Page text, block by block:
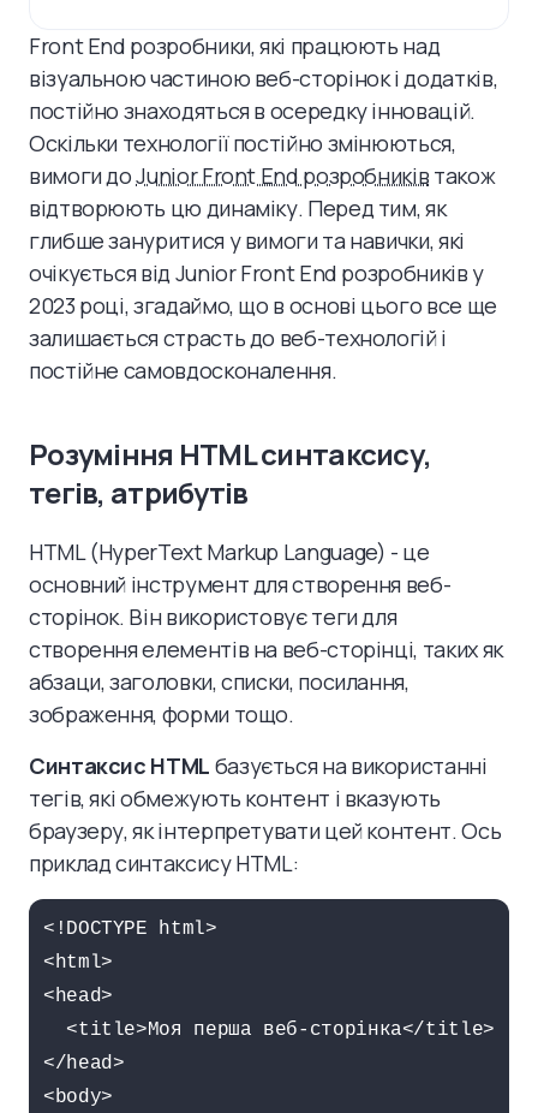
Front End розробники, які працюють над
візуальною частиною веб-сторінок і додатків,
постійно знаходяться в осередку інновацій.
Оскільки технології постійно змінюються,
вимоги доJunior Front End розробників також
відтворюють цю динаміку. Перед тим, як
глибше зануритися у вимоги та навички, які
очікується від Junior Front End розробників у
2023 році, згадаймо, що в основі цього все ще
залишається страсть до веб-технологій і
постійне самовдосконалення.
Розуміння HTML синтаксису,
тегів, атрибутів
HTML (HyperText Markup Language) - це
основний інструмент для створення веб-
сторінок. Він використовує теги для
створення елементів на веб-сторінці, таких як
абзаци, заголовки, списки, посилання,
зображення, форми тощо.
Синтаксис HTML базується на використанні
тегів, які обмежують контент і вказують
браузеру, як інтерпретувати цей контент. Ось
приклад синтаксису HTML:
<!DOCTYPE html>
<html>
<head>
  <title>Моя перша веб-сторінка</title>
</head>
<body>